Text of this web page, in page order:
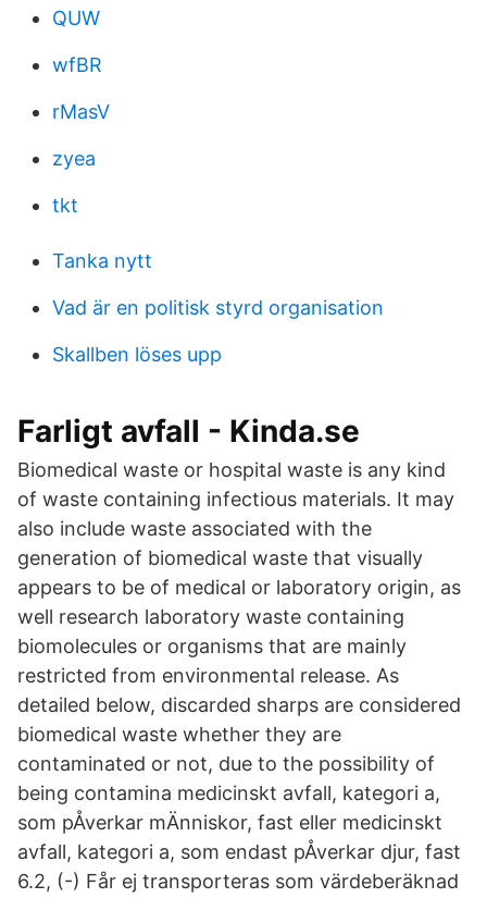
QUW
wfBR
rMasV
zyea
tkt
Tanka nytt
Vad är en politisk styrd organisation
Skallben löses upp
Farligt avfall - Kinda.se
Biomedical waste or hospital waste is any kind
of waste containing infectious materials. It may
also include waste associated with the
generation of biomedical waste that visually
appears to be of medical or laboratory origin, as
well research laboratory waste containing
biomolecules or organisms that are mainly
restricted from environmental release. As
detailed below, discarded sharps are considered
biomedical waste whether they are
contaminated or not, due to the possibility of
being contamina medicinskt avfall, kategori a,
som pÅverkar mÄnniskor, fast eller medicinskt
avfall, kategori a, som endast pÅverkar djur, fast
6.2, (-) Får ej transporteras som värdeberäknad